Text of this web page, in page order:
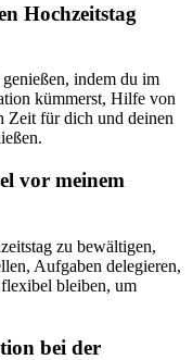
Hochzeitstag
indem du im
kümmerst, Hilfe von
Zeit für dich und deinen
vor meinem
zu bewältigen,
Aufgaben delegieren,
bleiben, um
bei der